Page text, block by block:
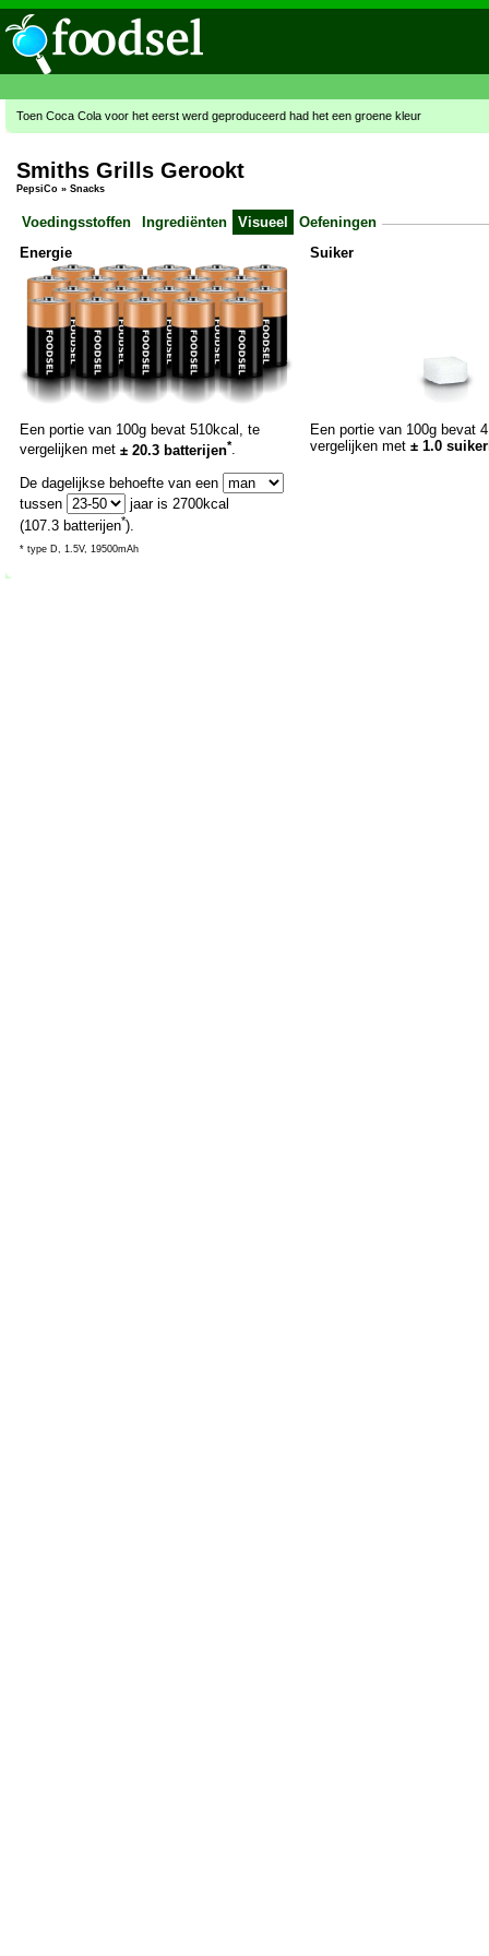
Toen Coca Cola voor het eerst werd geproduceerd had het een groene kleur
Smiths Grills Gerookt
PepsiCo » Snacks
Voedingsstoffen Ingrediënten Visueel
Oefeningen
Energie
Suiker
Een portie van 100g bevat 510kcal, te
vergelijken met ± 20.3 batterijen*.
De dagelijkse behoefte van een
tussen
jaar is 2700kcal
(107.3 batterijen*).
* type D, 1.5V, 19500mAh
Een portie van 100g bevat
vergelijken met ± 1.0